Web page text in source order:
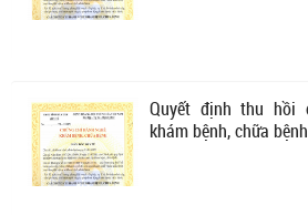
Quyết định thu hồi
khám bệnh, chữa